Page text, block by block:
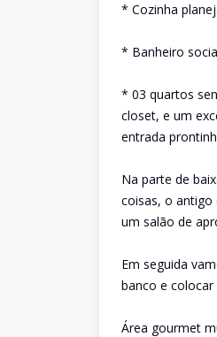
* Cozinha
* Banheiro
* 03 quartos
closet, e um
entrada
Na parte de
coisas, o
um salão de
Em seguida
banco e
Área gourmet